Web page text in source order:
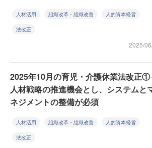
人材活用 組織改革・組織改善 人的資本経営
法改正
2025/
2025年10月の育児・介護休業法改正①
人材戦略の推進機会とし、システムと
ネジメントの整備が必須
人材活用 組織改革・組織改善 人的資本経営
法改正